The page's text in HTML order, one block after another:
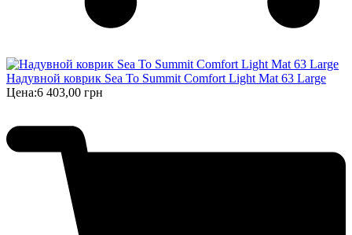
Надувной коврик Sea To Summit Comfort Light Mat 63 Large
Цена:6 403,00 грн